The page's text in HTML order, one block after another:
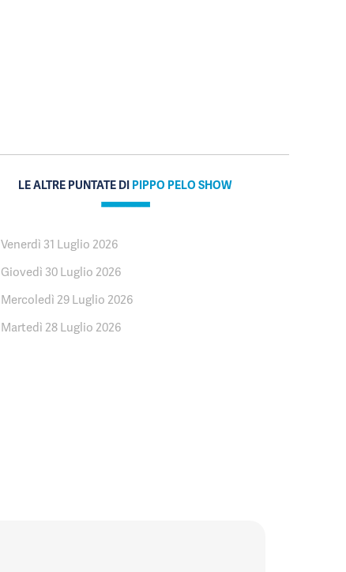
LE ALTRE PUNTATE DI PIPPO PELO SHOW
Venerdì 31 Luglio 2026
Giovedì 30 Luglio 2026
Mercoledì 29 Luglio 2026
Martedì 28 Luglio 2026